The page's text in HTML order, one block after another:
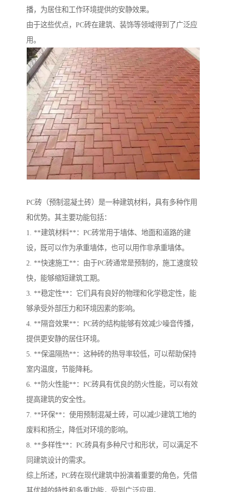
播，为居住和工作环境提供的安静效果。
由于这些优点，PC砖在建筑、装饰等领域得到了广泛应
用。
PC砖（预制混凝土砖）是一种建筑材料，具有多种作用
和优势。其主要功能包括：
1. **建筑材料**：PC砖常用于墙体、地面和道路的建
设，既可以作为承重墙体，也可以用作非承重墙体。
2. **快速施工**：由于PC砖通常是预制的，施工速度较
快，能够缩短建筑工期。
3. **稳定性**：它们具有良好的物理和化学稳定性，能
够承受外部压力和环境因素的影响。
4. **隔音效果**：PC砖的结构能够有效减少噪音传播，
提供更安静的居住环境。
5. **保温隔热**：这种砖的热导率较低，可以帮助保持
室内温度，节能降耗。
6. **防火性能**：PC砖具有优良的防火性能，可以有效
提高建筑的安全性。
7. **环保**：使用预制混凝土砖，可以减少建筑工地的
废料和扬尘，降低对环境的影响。
8. **多样性**：PC砖具有多种尺寸和形状，可以满足不
同建筑设计的需求。
综上所述，PC砖在现代建筑中扮演着重要的角色，凭借
其优越的特性和多重功能，受到广泛应用。